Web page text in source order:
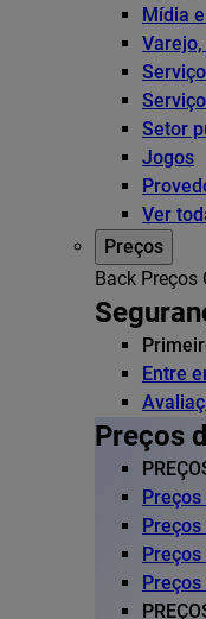
Mídia
Setor
Jogos
Ver
Preços
Back Preços
Entre
Preços